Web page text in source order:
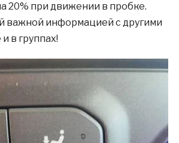
20% при движении в пробке.
важной информацией с другими
в группах!